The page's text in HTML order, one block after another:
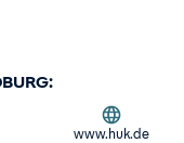
www.huk.de